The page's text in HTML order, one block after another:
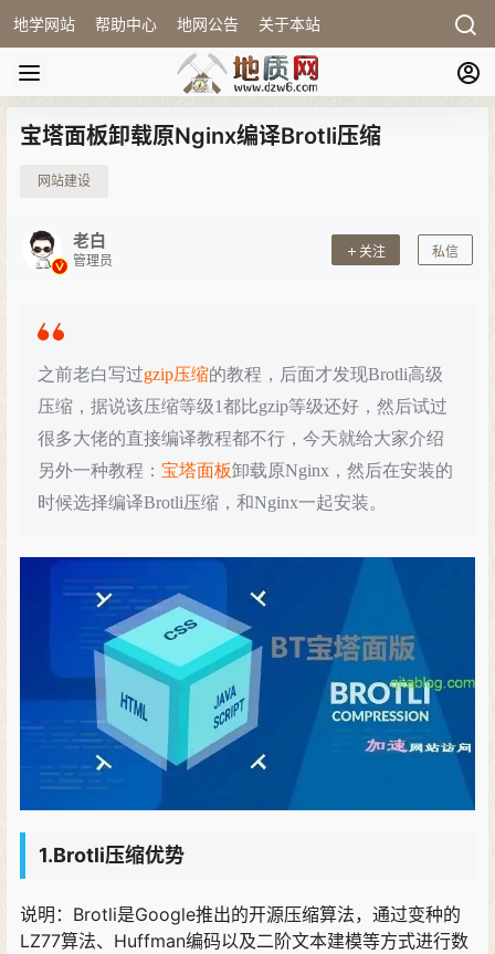
地学网站 帮助中心 地网公告 关于本站
宝塔面板卸载原Nginx编译Brotli压缩
网站建设
老白
管理员
关注 私信
之前老白写过gzip压缩的教程，后面才发现Brotli高级
压缩，据说该压缩等级1都比gzip等级还好，然后试过
很多大佬的直接编译教程都不行，今天就给大家介绍
另外一种教程： 宝塔面板卸载原Nginx，然后在安装的
时候选择编译Brotli压缩，和Nginx一起安装。
1.Brotli压缩优势
说明：Brotli是Google推出的开源压缩算法，通过变种的
LZ77算法、Huffman编码以及二阶文本建模等方式进行数